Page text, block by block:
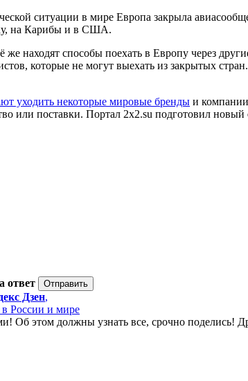
ситуации в мире Европа закрыла
на Карибы и в США.
же находят способы поехать в Европу через
которые не могут выехать из закрытых
уходить некоторые мировые бренды и
или поставки. Портал 2x2.su подготовил
ответ
Дзен,
России и мире
Об этом должны узнать все, срочно поделись!